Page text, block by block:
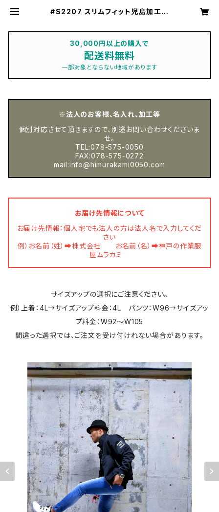
#S2207 スリムフィット児島加工デ
オンラインショップ】
30,000円以上の購入で
配送料無料
一部対象とならない地域があります
※法人のお客様、名入れ、加工等
個別対応させて頂きますので、別途お問い合わせくださいま
せ。
TEL:078-575-0050
FAX:078-575-0272
mail:info@himurakami0050.com
お届け先情報について
お届け先情報：個人宅でも法人の方は法人名で入力してくだ
さい
例）お名前（姓）➡株式会社 お名前（名）➡神戸の作業服
屋ムラカミ
サイズアップの選択にご注意ください。
例）上着：4L→サイズアップ料金：4L パンツ：W96→サイズアッ
プ料金：W92～W105
間違った選択では、ご注文を受け付けれない場合があります。